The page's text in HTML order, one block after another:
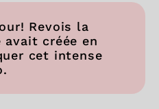
Revois la
avait créée en
cet intense